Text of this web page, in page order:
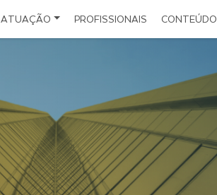
ATUAÇÃO
Direito Administrativo e da Infraestrutura
Direito Civil Empresarial
Direito Societário
Planejamento Sucessório
PROFISSIONAIS CONTEÚDO
Eventos